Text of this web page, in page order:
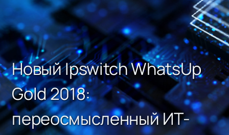
Новый Ipswitch WhatsUp
Gold 2018:
переосмысленный ИТ-